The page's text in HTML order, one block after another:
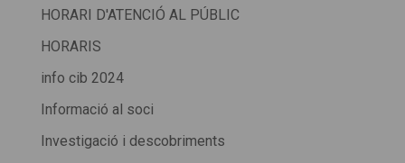
HORARI D'ATENCIÓ AL PÚBLIC
HORARIS
info cib 2024
Informació al soci
Investigació i descobriments